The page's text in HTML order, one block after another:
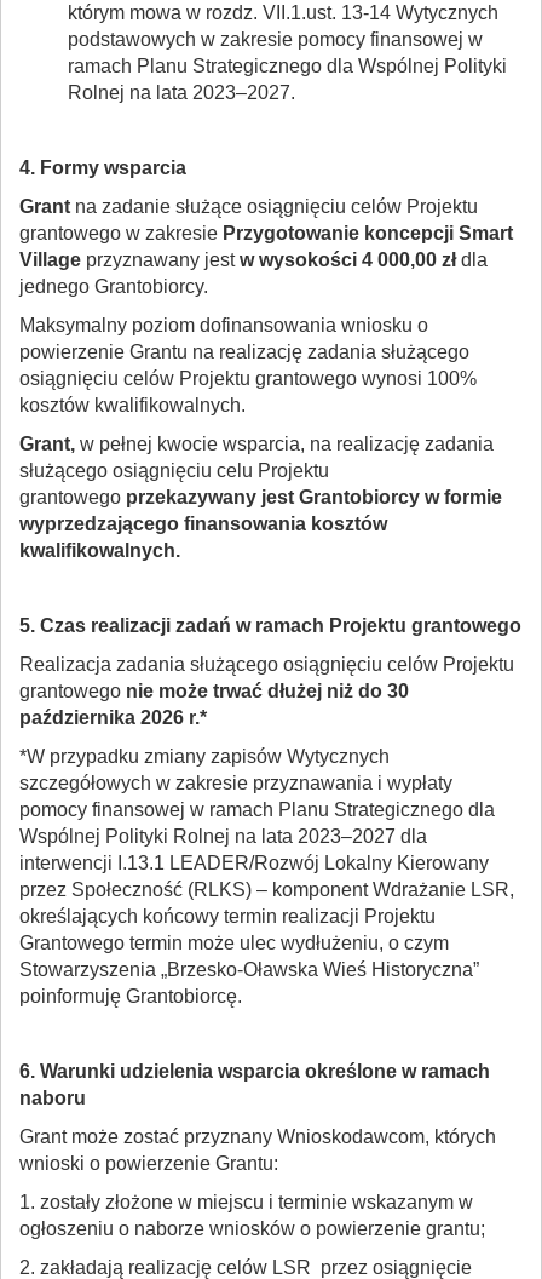
którym mowa w rozdz. VII.1.ust. 13-14 Wytycznych
podstawowych w zakresie pomocy finansowej w
ramach Planu Strategicznego dla Wspólnej Polityki
Rolnej na lata 2023–2027.
4. Formy wsparcia
Grant na zadanie służące osiągnięciu celów Projektu
grantowego w zakresie Przygotowanie koncepcji Smart
Village przyznawany jestw wysokości 4 000,00 złdla
jednego Grantobiorcy.
Maksymalny poziom dofinansowania wniosku o
powierzenie Grantu na realizację zadania służącego
osiągnięciu celów Projektu grantowego wynosi 100%
kosztów kwalifikowalnych.
Grant, w pełnej kwocie wsparcia, na realizację zadania
służącego osiągnięciu celu Projektu
grantowego przekazywany jest Grantobiorcy w formie
wyprzedzającego finansowania kosztów
kwalifikowalnych.
5. Czas realizacji zadań w ramach Projektu grantowego
Realizacja zadania służącego osiągnięciu celów Projektu
grantowego nie może trwać dłużej niż do 30
października 2026 r.*
*W przypadku zmiany zapisów Wytycznych
szczegółowych w zakresie przyznawania i wypłaty
pomocy finansowej w ramach Planu Strategicznego dla
Wspólnej Polityki Rolnej na lata 2023–2027 dla
interwencji I.13.1 LEADER/Rozwój Lokalny Kierowany
przez Społeczność (RLKS) – komponent Wdrażanie LSR,
określających końcowy termin realizacji Projektu
Grantowego termin może ulec wydłużeniu, o czym
Stowarzyszenia „Brzesko-Oławska Wieś Historyczna”
poinformuję Grantobiorcę.
6. Warunki udzielenia wsparcia określone w ramach
naboru
Grant może zostać przyznany Wnioskodawcom, których
wnioski o powierzenie Grantu:
1. zostały złożone w miejscu i terminie wskazanym w
ogłoszeniu o naborze wniosków o powierzenie grantu;
2. zakładają realizację celów LSR przez osiągnięcie